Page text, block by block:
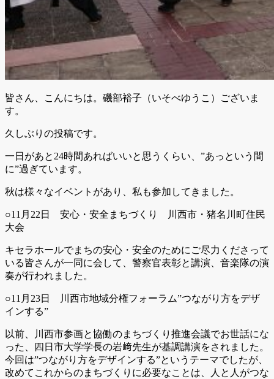
皆さん、こんにちは。磯部裕子（いそべゆうこ）ございま
す。
久しぶりの投稿です。
一日があと24時間あればいいと思うくらい、”あっという間
に”過ぎています。
秋は様々なイベントがあり、私も参加してきました。
○11月22日 安心・安全まちづくり 川西市・猪名川町住民
大会
キセラホールでまちの安心・安全のためにご尽力くださって
いる皆さんが一同に会して、警察官表彰と講演、音楽隊の演
奏が行われました。
○11月23日 川西市地域分権フォーラム”つながり方をデザ
インする”
以前、川西市参画と協働のまちづくり推進会議でお世話にな
った、四日市大学学長の岩﨑先生が基調講演をされました。
今回は”つながり方をデザインする”というテーマでしたが、
改めてこれからのまちづくりに必要なことは、人と人がつな